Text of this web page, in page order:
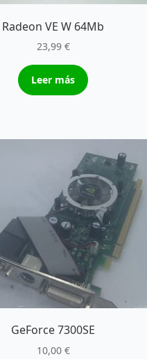
Radeon VE W 64Mb
23,99 €
Leer más
GeForce 7300SE
10,00 €